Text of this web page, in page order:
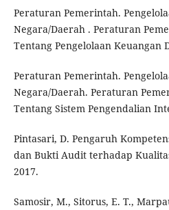
Peraturan Pemerintah.
Negara/Daerah . Peraturan
Tentang Pengelolaan Keuangan
Peraturan Pemerintah.
Negara/Daerah. Peraturan
Tentang Sistem Pengendalian
Pintasari, D. Pengaruh
dan Bukti Audit terhadap
2017.
Samosir, M., Sitorus, E. T.,